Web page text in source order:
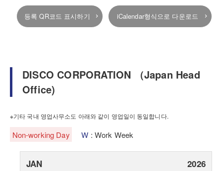
등록 QR코드 표시하기 iCalendar형식으로 다운로드
DISCO CORPORATION （Japan Head
Office)
※기타 국내 영업사무소도 아래와 같이 영업일이 동일합니다.
Non-working Day W : Work Week
JAN 2026